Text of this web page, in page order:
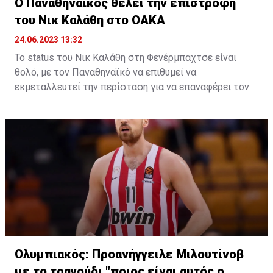
του Νικ Καλάθη στο ΟΑΚΑ
24.06.2023 13:32
Το status του Νικ Καλάθη στη Φενέρμπαχτσε είναι
θολό, με τον Παναθηναϊκό να επιθυμεί να
εκμεταλλευτεί την περίσταση για να επαναφέρει τον
αρκετές αλλαγές στη Φενέρμπαχτσε, η οποία θα
στοχεύσει σε ισχυρή μεταγραφική ενίσχυση. Τούτο
βέβαια συνεπάγεται, παράλληλα, τις αποχωρήσεις
κάποιων εκ των παικτών που αποτέλεσαν βασικά
κομμάτια του rotation το 2022/23.
Ένας εξ αυτών ο Νικ Καλάθης. Ο ομογενής γκαρντ
υπέγραψε διετές συμβόλαιο συνεργασίας το περσινό
καλοκαίρι, τούτη την ώρα όμως είναι πιθανό το
ενδεχόμενο της πρόωρης αποχώρησης. Αν και
πρόκειται για μια ιστορία που δεν έχει προχωρήσει
Ολυμπιακός: Προανήγγειλε Μιλουτίνοβ